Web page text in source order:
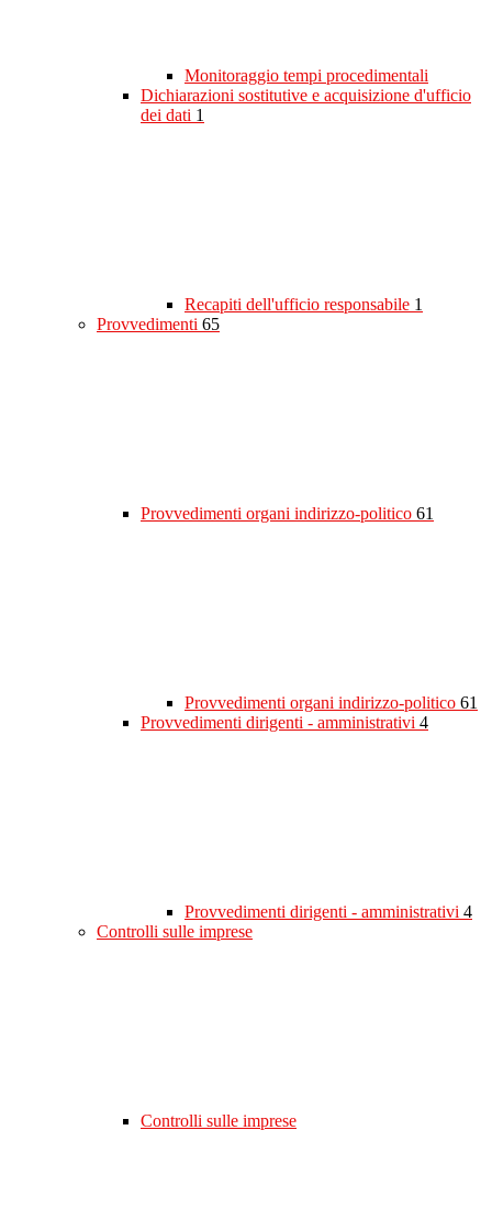
Monitoraggio tempi procedimentali
Dichiarazioni sostitutive e acquisizione d'ufficio
dei dati 1
Recapiti dell'ufficio responsabile 1
Provvedimenti 65
Provvedimenti organi indirizzo-politico 61
Provvedimenti organi indirizzo-politico 61
Provvedimenti dirigenti - amministrativi 4
Provvedimenti dirigenti - amministrativi 4
Controlli sulle imprese
Controlli sulle imprese